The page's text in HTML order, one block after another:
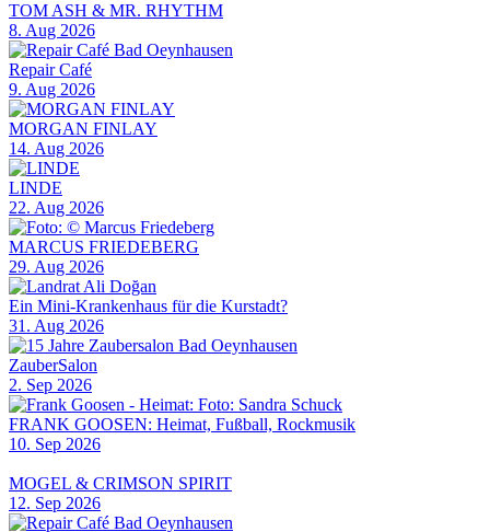
TOM ASH & MR. RHYTHM
8. Aug 2026
Repair Café
9. Aug 2026
MORGAN FINLAY
14. Aug 2026
LINDE
22. Aug 2026
MARCUS FRIEDEBERG
29. Aug 2026
Ein Mini-Krankenhaus für die Kurstadt?
31. Aug 2026
ZauberSalon
2. Sep 2026
FRANK GOOSEN: Heimat, Fußball, Rockmusik
10. Sep 2026
MOGEL & CRIMSON SPIRIT
12. Sep 2026